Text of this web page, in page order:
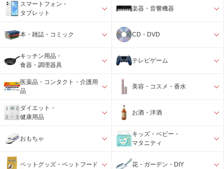
スマートフォン・
タブレット
楽器・音響機器
本・雑誌・コミック CD・DVD
キッチン用品・
食器・調理器具
テレビゲーム
医薬品・コンタクト・介護用
品
美容・コスメ・香水
ダイエット・
健康用品
お酒・洋酒
おもちゃ
キッズ・ベビー・
マタニティ
ペットグッズ・ペットフード 花・ガーデン・DIY